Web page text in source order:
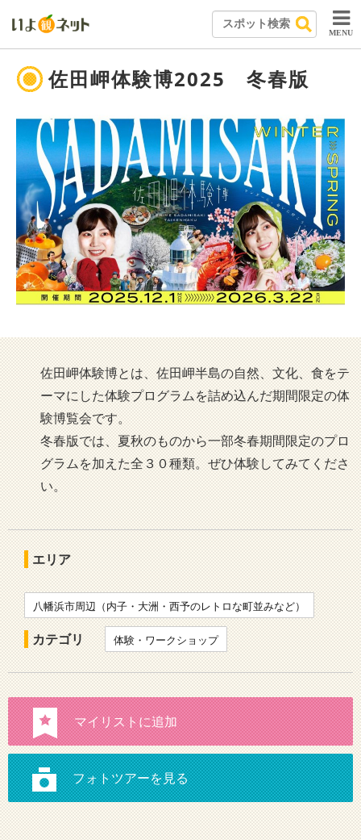
MENU
佐田岬体験博2025 冬春版
佐田岬体験博とは、佐田岬半島の自然、文化、食をテ
ーマにした体験プログラムを詰め込んだ期間限定の体
験博覧会です。
冬春版では、夏秋のものから一部冬春期間限定のプロ
グラムを加えた全３０種類。ぜひ体験してみてくださ
い。
エリア
八幡浜市周辺（内子・大洲・西予のレトロな町並みなど）
カテゴリ 体験・ワークショップ